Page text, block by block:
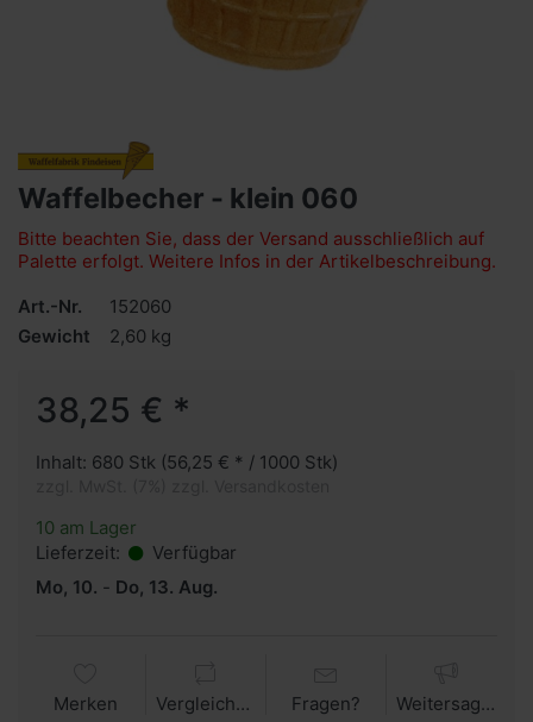
Waffelbecher - klein 060
Bitte beachten Sie, dass der Versand ausschließlich auf
Palette erfolgt. Weitere Infos in der Artikelbeschreibung.
Art.-Nr.
152060
Gewicht
2,60 kg
38,25 € *
Inhalt: 680 Stk (56,25 € * / 1000 Stk)
10 am Lager
Lieferzeit:
Verfügbar
Mo, 10. - Do, 13. Aug.
Merken Vergleichen Fragen? Weitersagen